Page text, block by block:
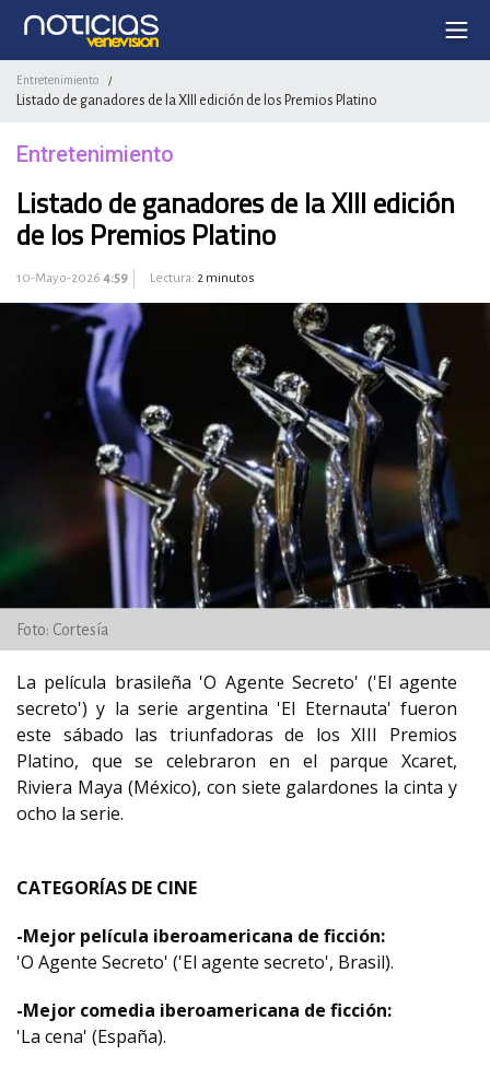
Entretenimiento /
Listado de ganadores de la XIII edición de los Premios Platino
Entretenimiento
Listado de ganadores de la XIII edición
de los Premios Platino
10-Mayo-2026 4:59 Lectura: 2 minutos
Foto: Cortesía
La película brasileña 'O Agente Secreto' ('El agente
secreto') y la serie argentina 'El Eternauta' fueron
este sábado las triunfadoras de los XIII Premios
Platino, que se celebraron en el parque Xcaret,
Riviera Maya (México), con siete galardones la cinta y
ocho la serie.
CATEGORÍAS DE CINE
-Mejor película iberoamericana de ficción:
'O Agente Secreto' ('El agente secreto', Brasil).
-Mejor comedia iberoamericana de ficción:
'La cena' (España).